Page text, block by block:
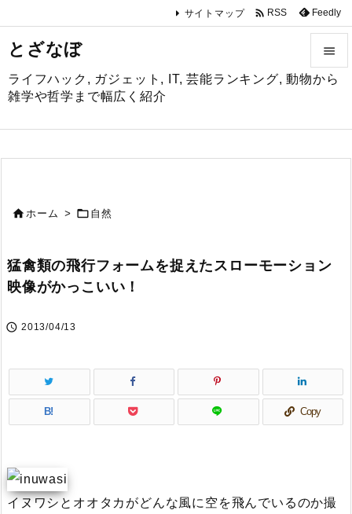
とざなぼ
ライフハック, ガジェット, IT, 芸能ランキング, 動物から
雑学や哲学まで幅広く紹介



サイトマップ  RSS Feedly
ホーム >  自然
猛禽類の飛行フォームを捉えたスローモーション
映像がかっこいい！
 2013/04/13
B! Copy
イヌワシとオオタカがどんな風に空を飛んでいるのか撮